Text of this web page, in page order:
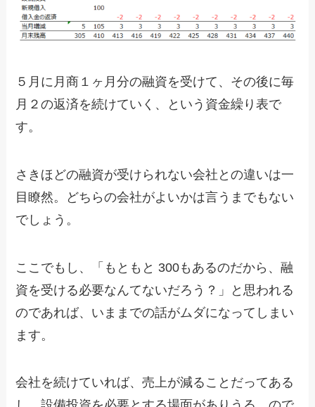
５月に月商１ヶ月分の融資を受けて、その後に毎
月２の返済を続けていく、という資金繰り表で
す。
さきほどの融資が受けられない会社との違いは一
目瞭然。どちらの会社がよいかは言うまでもない
でしょう。
ここでもし、「もともと 300もあるのだから、融
資を受ける必要なんてないだろう？」と思われる
のであれば、いままでの話がムダになってしまい
ます。
会社を続けていれば、売上が減ることだってある